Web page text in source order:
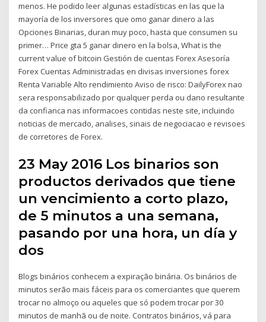
menos. He podido leer algunas estadísticas en las que la
mayoría de los inversores que omo ganar dinero a las
Opciones Binarias, duran muy poco, hasta que consumen su
primer… Price gta 5 ganar dinero en la bolsa, What is the
current value of bitcoin Gestión de cuentas Forex Asesoría
Forex Cuentas Administradas en divisas inversiones forex
Renta Variable Alto rendimiento Aviso de risco: DailyForex nao
sera responsabilizado por qualquer perda ou dano resultante
da confianca nas informacoes contidas neste site, incluindo
noticias de mercado, analises, sinais de negociacao e revisoes
de corretores de Forex.
23 May 2016 Los binarios son
productos derivados que tiene
un vencimiento a corto plazo,
de 5 minutos a una semana,
pasando por una hora, un día y
dos
Blogs binários conhecem a expiração binária. Os binários de
minutos serão mais fáceis para os comerciantes que querem
trocar no almoço ou aqueles que só podem trocar por 30
minutos de manhã ou de noite. Contratos binários, vá para